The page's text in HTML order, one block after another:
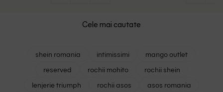
Cele mai cautate
shein romania intimissimi
mango outlet
reserved
rochii mohito
rochii shein
lenjerie triumph
rochii asos
asos romania